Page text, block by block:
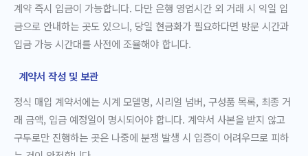
계약 즉시 입금이 가능합니다. 다만 은행 영업시간 외 거래 시 익일 입
금으로 안내하는 곳도 있으니, 당일 현금화가 필요하다면 방문 시간과
입금 가능 시간대를 사전에 조율해야 합니다.
계약서 작성 및 보관
정식 매입 계약서에는 시계 모델명, 시리얼 넘버, 구성품 목록, 최종 거
래 금액, 입금 예정일이 명시되어야 합니다. 계약서 사본을 받지 않고
구두로만 진행하는 곳은 나중에 분쟁 발생 시 입증이 어려우므로 피하